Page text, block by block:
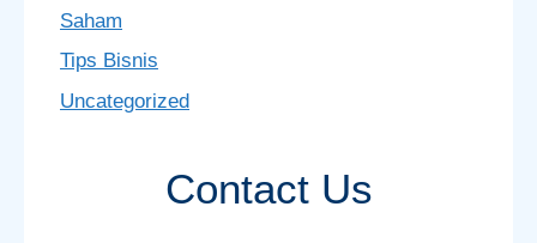
Saham
Tips Bisnis
Uncategorized
Contact Us